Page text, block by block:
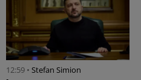
12:59 • Stefan Simion